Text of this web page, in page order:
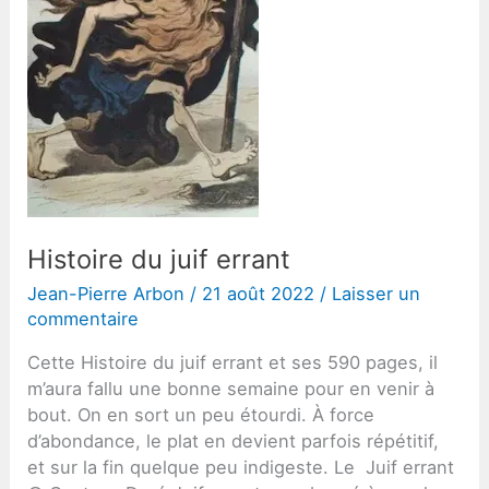
Histoire du juif errant
Jean-Pierre Arbon / 21 août 2022 / Laisser un
commentaire
Cette Histoire du juif errant et ses 590 pages, il
m’aura fallu une bonne semaine pour en venir à
bout. On en sort un peu étourdi. À force
d’abondance, le plat en devient parfois répétitif,
et sur la fin quelque peu indigeste. Le Juif errant